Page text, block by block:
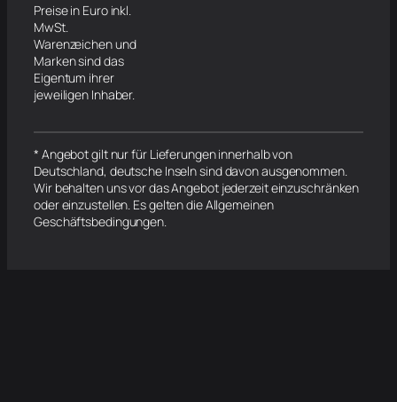
Preise in Euro inkl.
MwSt.
Warenzeichen und
Marken sind das
Eigentum ihrer
jeweiligen Inhaber.
* Angebot gilt nur für Lieferungen innerhalb von
Deutschland, deutsche Inseln sind davon ausgenommen.
Wir behalten uns vor das Angebot jederzeit einzuschränken
oder einzustellen. Es gelten die Allgemeinen
Geschäftsbedingungen.